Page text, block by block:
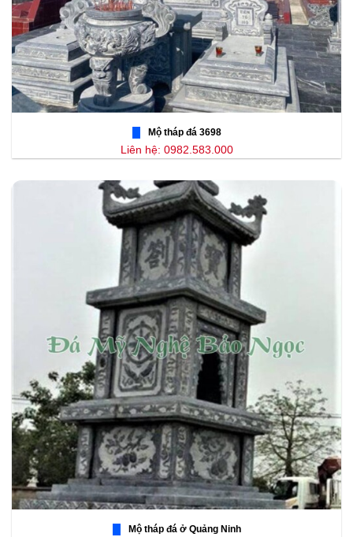
Mộ tháp đá 3698
Liên hệ: 0982.583.000
Mộ tháp đá ở Quảng Ninh